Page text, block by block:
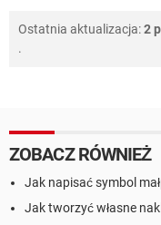
Ostatnia aktualizacja:2
.
ZOBACZ RÓWNIEŻ
Jak napisać symbol
Jak tworzyć własne